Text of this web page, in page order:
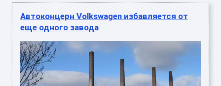
Автоконцерн Volkswagen избавляется от
еще одного завода